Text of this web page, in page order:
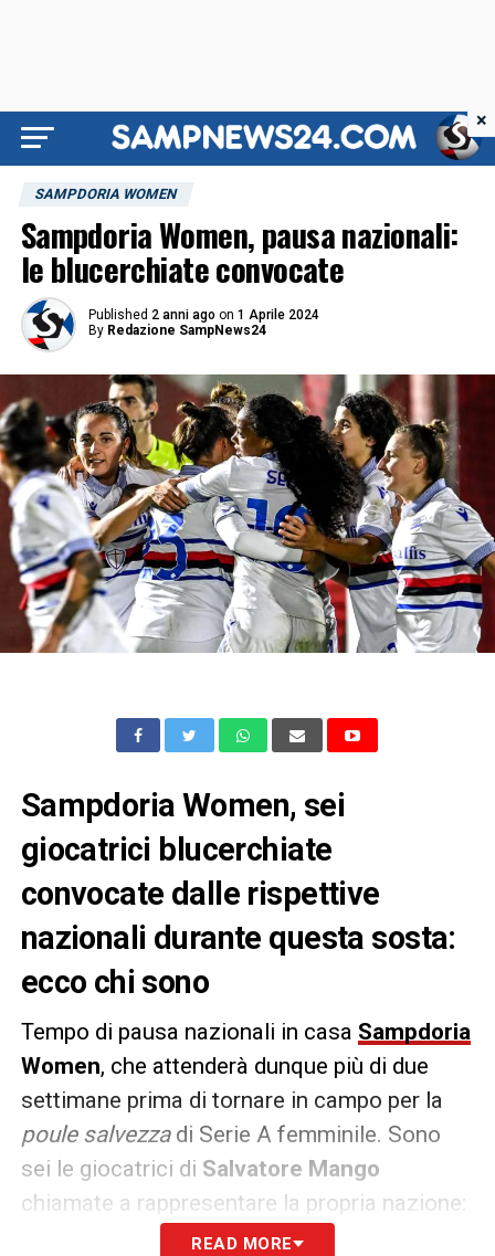
SAMPDORIA WOMEN
Sampdoria Women, pausa nazionali:
le blucerchiate convocate
Published 2 anni ago on 1 Aprile 2024
By Redazione SampNews24
Sampdoria Women, sei
giocatrici blucerchiate
convocate dalle rispettive
nazionali durante questa sosta:
ecco chi sono
Tempo di pausa nazionali in casa Sampdoria
Women, che attenderà dunque più di due
settimane prima di tornare in campo per la
poule salvezzadi Serie A femminile. Sono
sei le giocatrici di Salvatore Mango
chiamate a rappresentare la propria nazione:
convocate in nazionale maggiore
READ MORE
×